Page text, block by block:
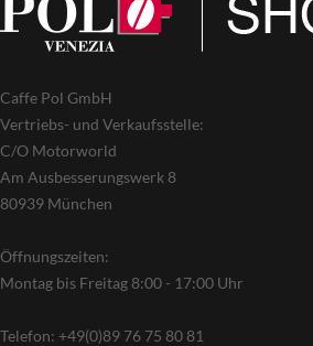
Caffe Pol GmbH
Vertriebs- und Verkaufsstelle:
C/O Motorworld
Am Ausbesserungswerk 8
80939 München
Öffnungszeiten:
Montag bis Freitag 8:00 - 17:00 Uhr
Telefon: +49(0)89 76 75 80 81